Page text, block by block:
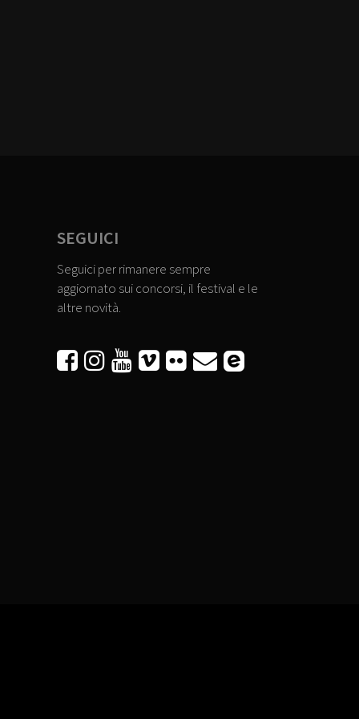
SEGUICI
Seguici per rimanere sempre
aggiornato sui concorsi, il festival e le
altre novità.
     